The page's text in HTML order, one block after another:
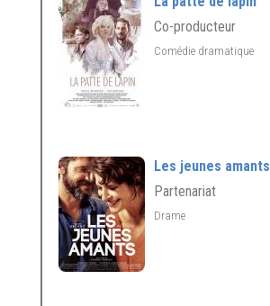
Co-producteur
Comédie dramatique
Les jeunes amants
Partenariat
Drame